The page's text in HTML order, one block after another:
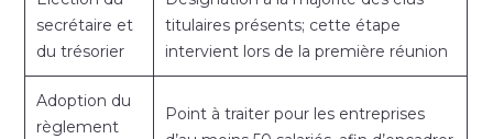
secrétaire et
du trésorier
titulaires présents; cette étape
intervient lors de la première réunion
Adoption du
règlement
Point à traiter pour les entreprises